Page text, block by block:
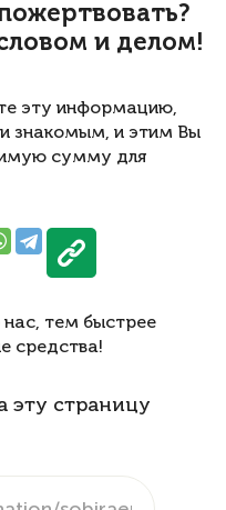
и делом!
эту информацию,
знакомым, и этим Вы
сумму для
тем быстрее
средства!
эту страницу